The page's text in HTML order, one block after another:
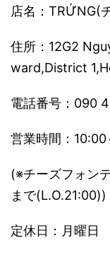
店名：TRỨNG(
住所：12G2
ward,District
電話番号：090
営業時間：
(※チーズフォン
まで(L.O.21:00))
定休日：月曜日